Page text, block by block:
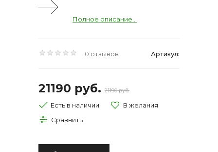
Полное описание...
0 отзывов Артикул:
21190 руб. 21190 руб.
Есть в наличии